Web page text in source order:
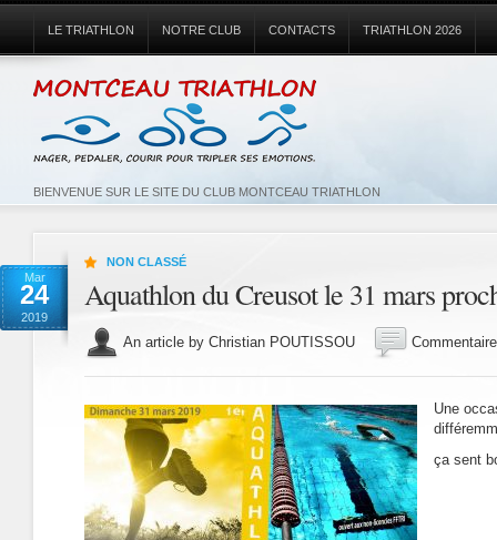
BIENVENUE SUR LE SITE DU CLUB MONTCEAU TRIATHLON
LE TRIATHLON NOTRE CLUB CONTACTS TRIATHLON 2026
Mar
24
2019
NON CLASSÉ
Aquathlon du Creusot le 31 mars
An article by Christian POUTISSOU
Une
ça sent